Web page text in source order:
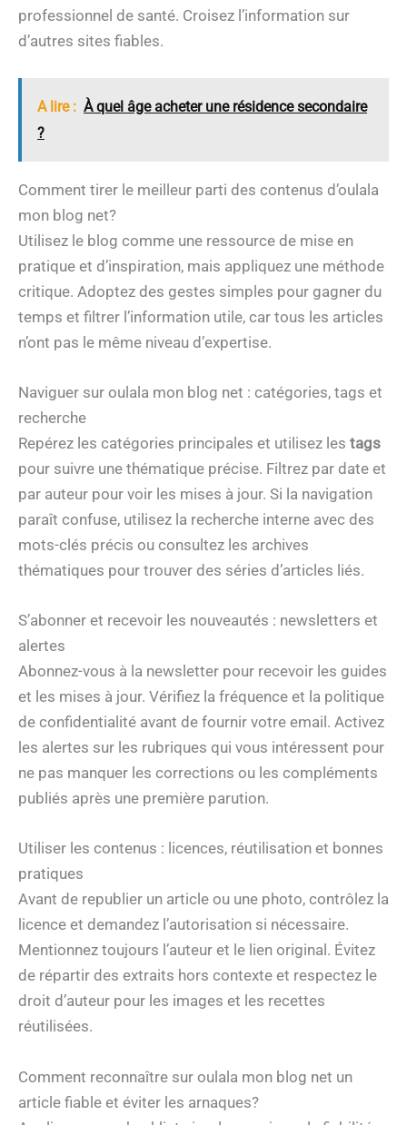
professionnel de santé. Croisez l’information sur
d’autres sites fiables.
A lire : À quel âge acheter une résidence secondaire
?
Comment tirer le meilleur parti des contenus d’oulala
mon blog net?
Utilisez le blog comme une ressource de mise en
pratique et d’inspiration, mais appliquez une méthode
critique. Adoptez des gestes simples pour gagner du
temps et filtrer l’information utile, car tous les articles
n’ont pas le même niveau d’expertise.
Naviguer sur oulala mon blog net : catégories, tags et
recherche
Repérez les catégories principales et utilisez les tags
pour suivre une thématique précise. Filtrez par date et
par auteur pour voir les mises à jour. Si la navigation
paraît confuse, utilisez la recherche interne avec des
mots-clés précis ou consultez les archives
thématiques pour trouver des séries d’articles liés.
S’abonner et recevoir les nouveautés : newsletters et
alertes
Abonnez-vous à la newsletter pour recevoir les guides
et les mises à jour. Vérifiez la fréquence et la politique
de confidentialité avant de fournir votre email. Activez
les alertes sur les rubriques qui vous intéressent pour
ne pas manquer les corrections ou les compléments
publiés après une première parution.
Utiliser les contenus : licences, réutilisation et bonnes
pratiques
Avant de republier un article ou une photo, contrôlez la
licence et demandez l’autorisation si nécessaire.
Mentionnez toujours l’auteur et le lien original. Évitez
de répartir des extraits hors contexte et respectez le
droit d’auteur pour les images et les recettes
réutilisées.
Comment reconnaître sur oulala mon blog net un
article fiable et éviter les arnaques?